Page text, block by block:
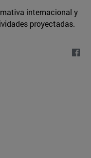
internacional y
proyectadas.